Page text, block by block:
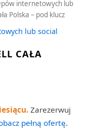
internetowych lub
Polska – pod klucz
lub social
CAŁA
Zarezerwuj
pełną ofertę.